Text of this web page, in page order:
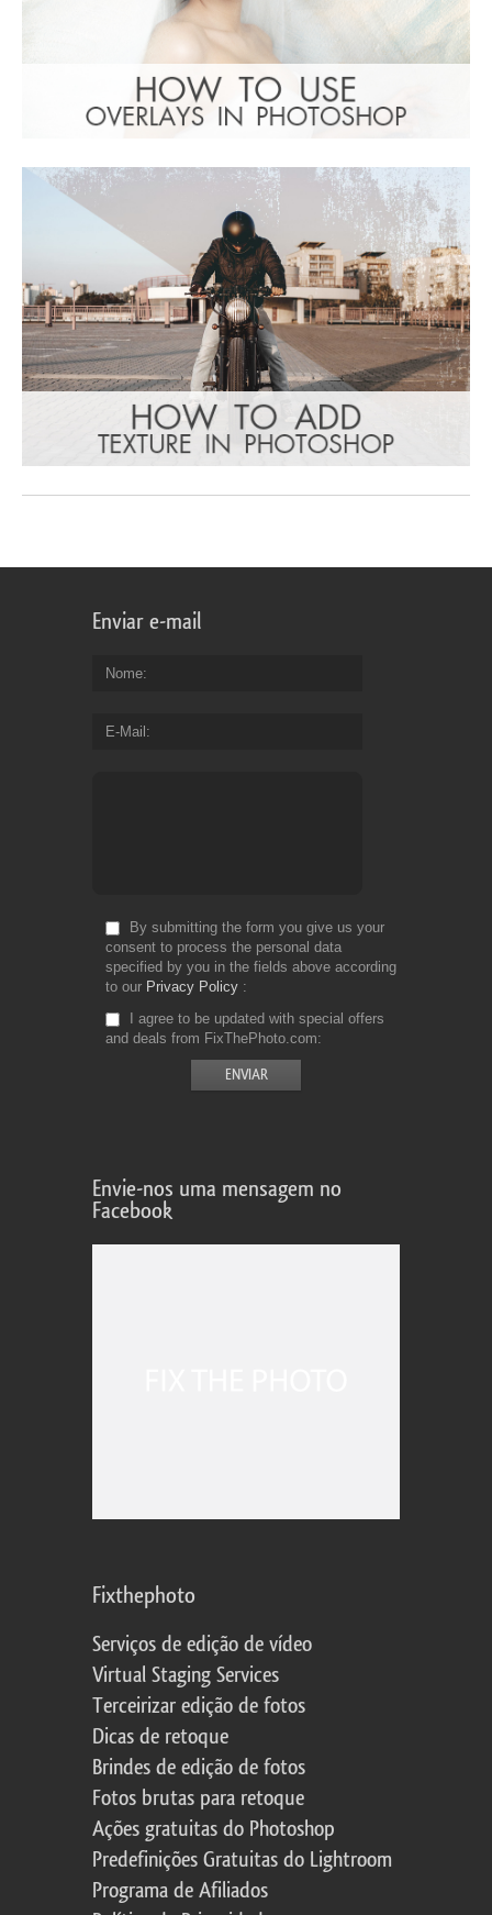
Enviar e-mail
Nome
E-Mail
By submitting the form you give us your
consent to process the personal data
specified by you in the fields above according
to our Privacy Policy
I agree to be updated with special offers
and deals from FixThePhoto.com
Envie-nos uma mensagem no
Facebook
Fixthephoto
Serviços de edição de vídeo
Virtual Staging Services
Terceirizar edição de fotos
Dicas de retoque
Brindes de edição de fotos
Fotos brutas para retoque
Ações gratuitas do Photoshop
Predefinições Gratuitas do Lightroom
Programa de Afiliados